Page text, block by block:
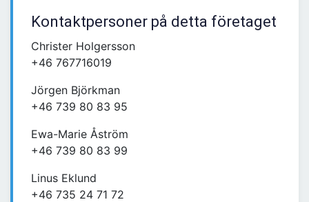
Kontaktpersoner på detta företaget
Christer Holgersson
+46 767716019
Jörgen Björkman
+46 739 80 83 95
Ewa-Marie Åström
+46 739 80 83 99
Linus Eklund
+46 735 24 71 72